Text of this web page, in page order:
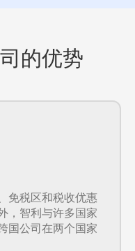
的优势
免税区和税收优惠
，智利与许多国家
国公司在两个国家